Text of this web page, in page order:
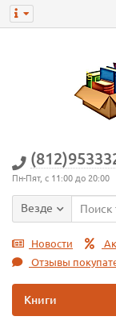
Пн-Пят, с 11:00 до 20:00
Везде
Новости
Отзывы
Книги